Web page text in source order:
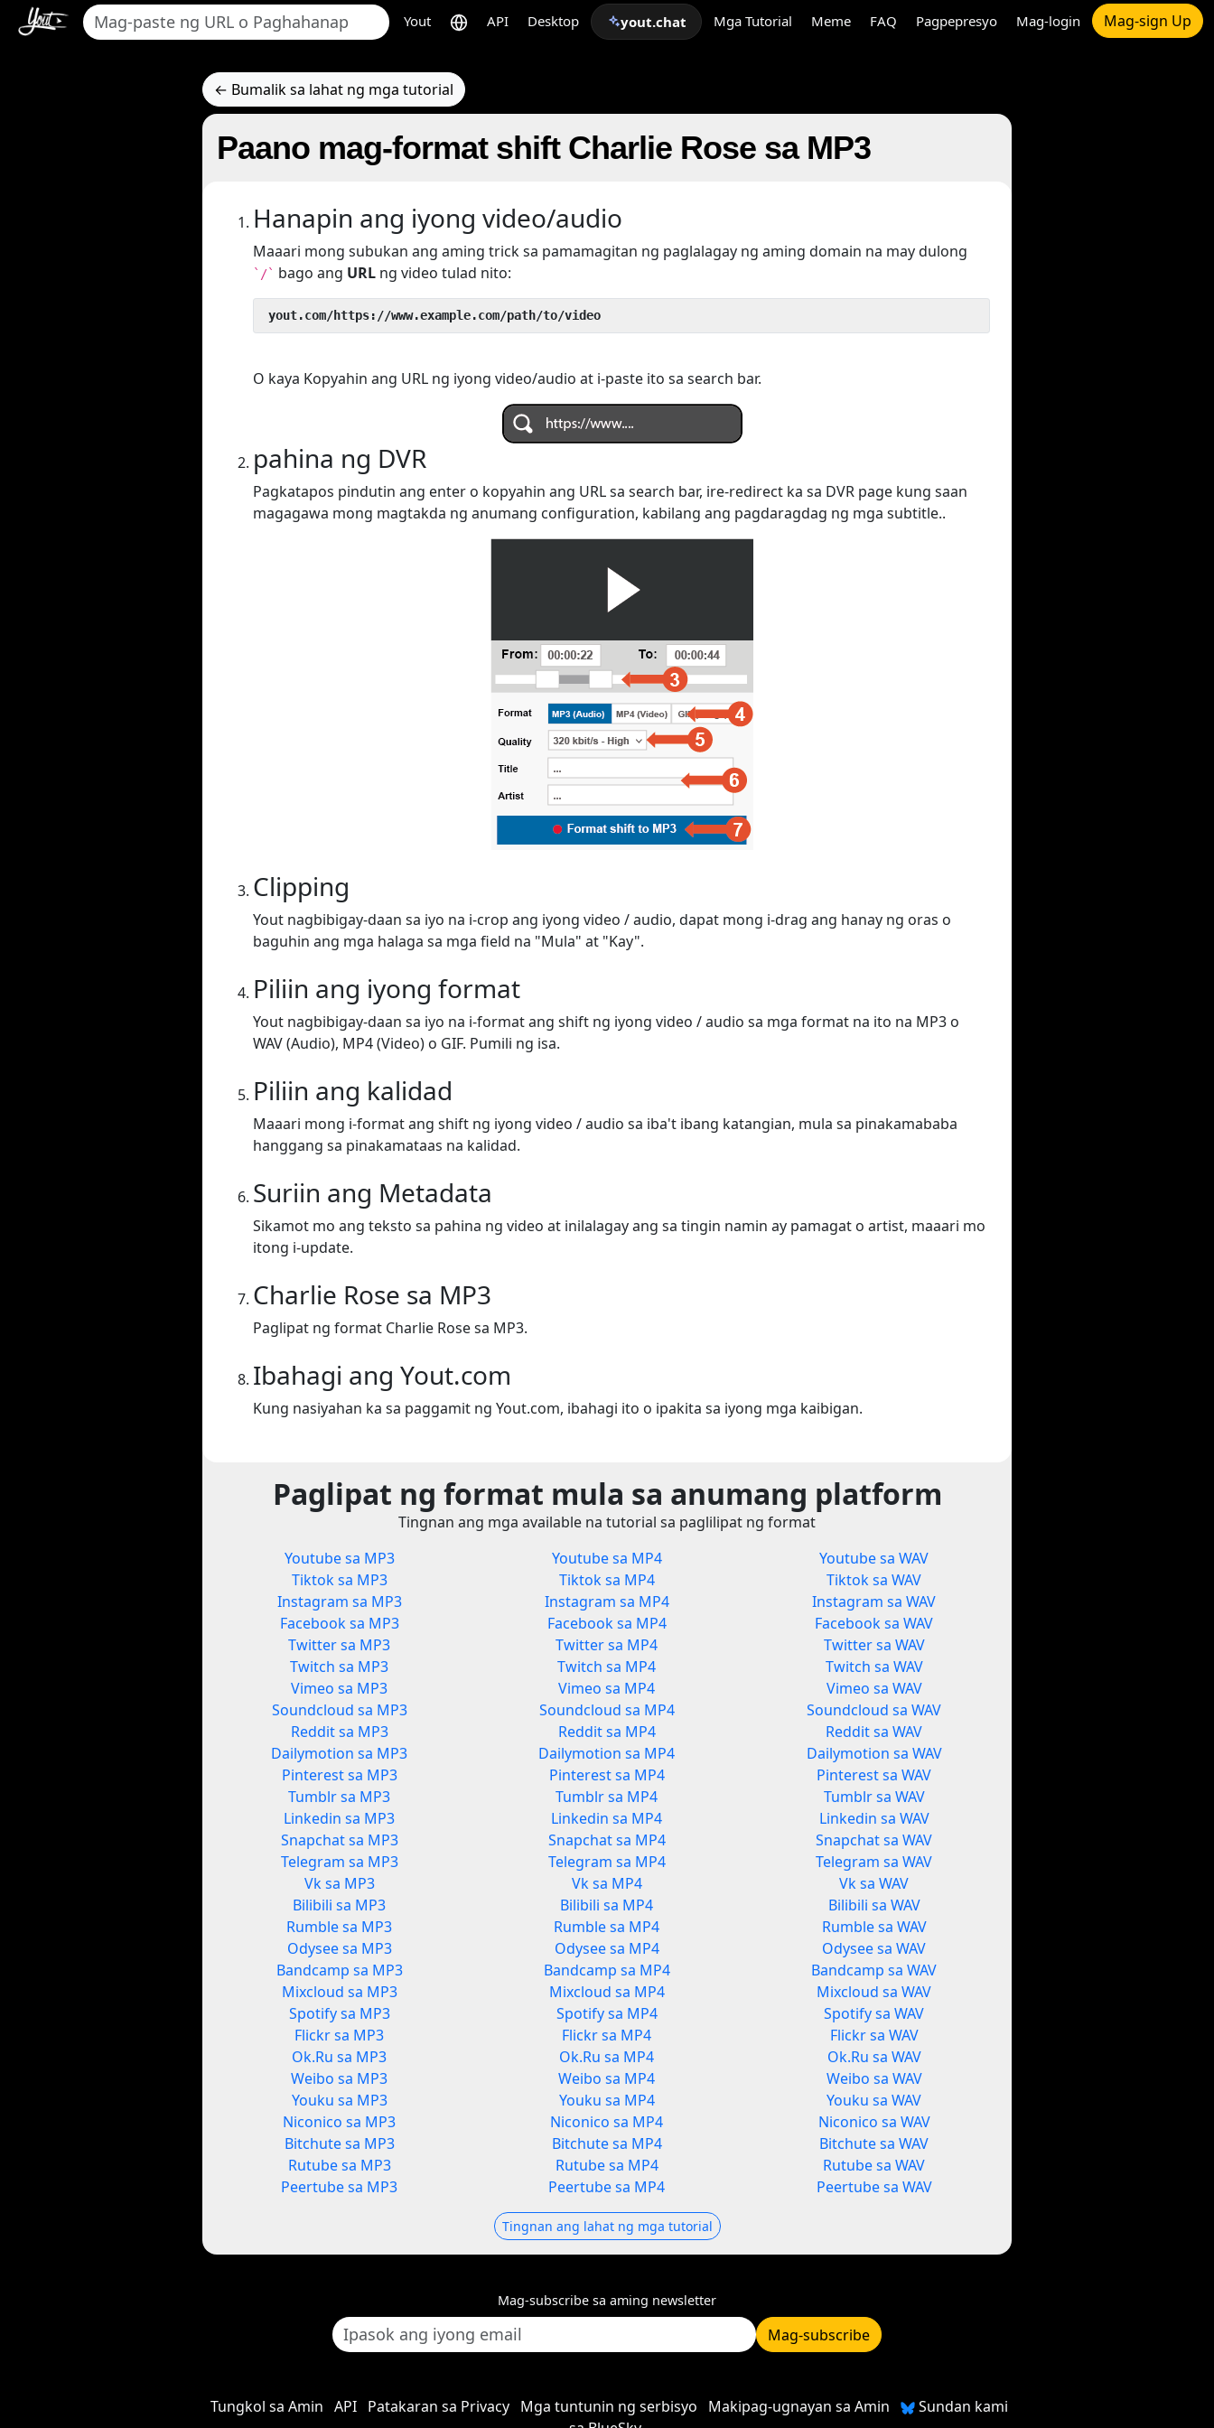
Yout API Desktop yout.chat Mga Tutorial Meme FAQ Pagpepresyo Mag-login Mag-sign Up
← Bumalik sa lahat ng mga tutorial
Paano mag-format shift Charlie Rose sa MP3
Hanapin ang iyong video/audio
Maaari mong subukan ang aming trick sa pamamagitan ng paglalagay ng aming domain na may dulong
`/` bago ang URL ng video tulad nito:
yout.com/https://www.example.com/path/to/video
O kaya Kopyahin ang URL ng iyong video/audio at i-paste ito sa search bar.
pahina ng DVR
Pagkatapos pindutin ang enter o kopyahin ang URL sa search bar, ire-redirect ka sa DVR page kung saan
magagawa mong magtakda ng anumang configuration, kabilang ang pagdaragdag ng mga subtitle..
Clipping
Yout nagbibigay-daan sa iyo na i-crop ang iyong video / audio, dapat mong i-drag ang hanay ng oras o
baguhin ang mga halaga sa mga field na "Mula" at "Kay".
Piliin ang iyong format
Yout nagbibigay-daan sa iyo na i-format ang shift ng iyong video / audio sa mga format na ito na MP3 o
WAV (Audio), MP4 (Video) o GIF. Pumili ng isa.
Piliin ang kalidad
Maaari mong i-format ang shift ng iyong video / audio sa iba't ibang katangian, mula sa pinakamababa
hanggang sa pinakamataas na kalidad.
Suriin ang Metadata
Sikamot mo ang teksto sa pahina ng video at inilalagay ang sa tingin namin ay pamagat o artist, maaari mo
itong i-update.
Charlie Rose sa MP3
Paglipat ng format Charlie Rose sa MP3.
Ibahagi ang Yout.com
Kung nasiyahan ka sa paggamit ng Yout.com, ibahagi ito o ipakita sa iyong mga kaibigan.
Paglipat ng format mula sa anumang platform
Tingnan ang mga available na tutorial sa paglilipat ng format
Youtube sa MP3
Tiktok sa MP3
Instagram sa MP3
Facebook sa MP3
Twitter sa MP3
Twitch sa MP3
Vimeo sa MP3
Soundcloud sa MP3
Reddit sa MP3
Dailymotion sa MP3
Pinterest sa MP3
Tumblr sa MP3
Linkedin sa MP3
Snapchat sa MP3
Telegram sa MP3
Vk sa MP3
Bilibili sa MP3
Rumble sa MP3
Odysee sa MP3
Bandcamp sa MP3
Mixcloud sa MP3
Spotify sa MP3
Flickr sa MP3
Ok.Ru sa MP3
Weibo sa MP3
Youku sa MP3
Niconico sa MP3
Bitchute sa MP3
Rutube sa MP3
Peertube sa MP3
Youtube sa MP4
Tiktok sa MP4
Instagram sa MP4
Facebook sa MP4
Twitter sa MP4
Twitch sa MP4
Vimeo sa MP4
Soundcloud sa MP4
Reddit sa MP4
Dailymotion sa MP4
Pinterest sa MP4
Tumblr sa MP4
Linkedin sa MP4
Snapchat sa MP4
Telegram sa MP4
Vk sa MP4
Bilibili sa MP4
Rumble sa MP4
Odysee sa MP4
Bandcamp sa MP4
Mixcloud sa MP4
Spotify sa MP4
Flickr sa MP4
Ok.Ru sa MP4
Weibo sa MP4
Youku sa MP4
Niconico sa MP4
Bitchute sa MP4
Rutube sa MP4
Peertube sa MP4
Youtube sa WAV
Tiktok sa WAV
Instagram sa WAV
Facebook sa WAV
Twitter sa WAV
Twitch sa WAV
Vimeo sa WAV
Soundcloud sa WAV
Reddit sa WAV
Dailymotion sa WAV
Pinterest sa WAV
Tumblr sa WAV
Linkedin sa WAV
Snapchat sa WAV
Telegram sa WAV
Vk sa WAV
Bilibili sa WAV
Rumble sa WAV
Odysee sa WAV
Bandcamp sa WAV
Mixcloud sa WAV
Spotify sa WAV
Flickr sa WAV
Ok.Ru sa WAV
Weibo sa WAV
Youku sa WAV
Niconico sa WAV
Bitchute sa WAV
Rutube sa WAV
Peertube sa WAV
Tingnan ang lahat ng mga tutorial
Mag-subscribe sa aming newsletter
Mag-subscribe
Tungkol sa Amin API Patakaran sa Privacy Mga tuntunin ng serbisyo Makipag-ugnayan sa Amin
Sundan kami